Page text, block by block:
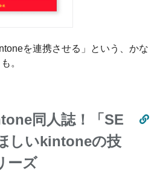
を連携させる」という、かな
。
同人誌！「SE
しいkintoneの技
ーズ